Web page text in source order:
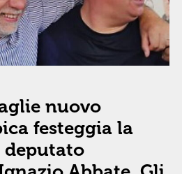
nuovo
festeggia la